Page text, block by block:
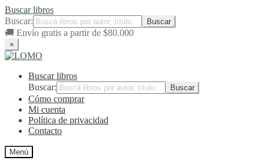
Buscar libros
Buscar:
🚚 Envío gratis a partir de $80.000
×
Ir
navegación
Ir
contenidoBuscar libros
Buscar:
Cómo comprar
Mi cuenta
Política de privacidad
Contacto
Menú